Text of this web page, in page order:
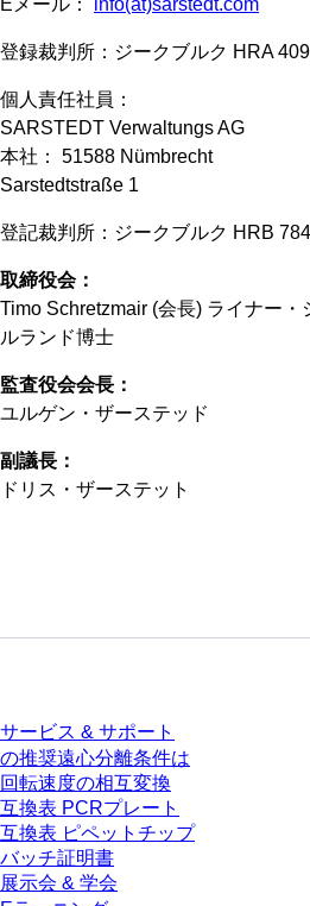
登録裁判所：ジークブルク HRA
個人責任社員：
SARSTEDT Verwaltungs AG
本社： 51588 Nümbrecht
Sarstedtstraße 1
登記裁判所：ジークブルク HRB
取締役会：
Timo Schretzmair (会長) ライナー・
ルランド博士
監査役会会長：
ユルゲン・ザーステッド
副議長：
ドリス・ザーステット
サービス & サポート
の推奨遠心分離条件は
回転速度の相互変換
互換表 PCRプレート
互換表 ピペットチップ
バッチ証明書
展示会 & 学会